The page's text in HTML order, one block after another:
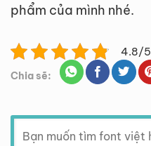
phẩm của mình nhé.
4.8/5
Chia sẽ:
Tìm
kiếm: